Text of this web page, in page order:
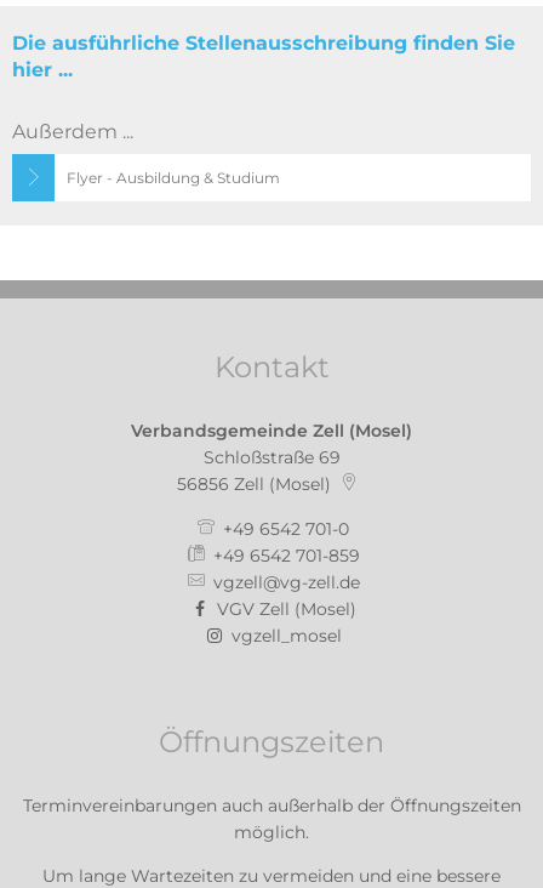
Die ausführliche Stellenausschreibung finden Sie
hier ...
Außerdem ...
Flyer - Ausbildung & Studium
Kontakt
Verbandsgemeinde Zell (Mosel)
Schloßstraße 69
56856 Zell (Mosel)
+49 6542 701-0
+49 6542 701-859
vgzell@vg-zell.de
VGV Zell (Mosel)
vgzell_mosel
Öffnungszeiten
Terminvereinbarungen auch außerhalb der Öffnungszeiten
möglich.
Um lange Wartezeiten zu vermeiden und eine bessere